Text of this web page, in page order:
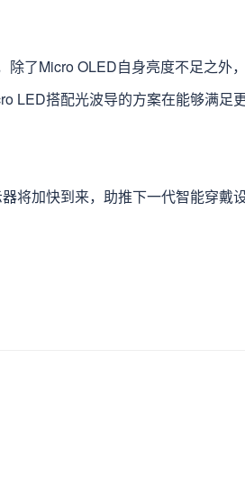
了Micro OLED自身亮度不足之外
LED搭配光波导的方案在能够满足
将加快到来，助推下一代智能穿戴